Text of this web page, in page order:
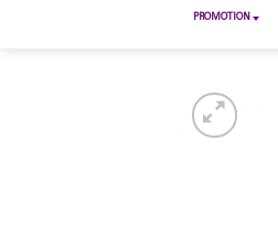
PROMOTION